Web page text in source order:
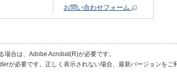
お問い合わせフォーム
合は、Adobe Acrobat(R)が必要です。
が必要です。正しく表示されない場合、最新バージョンをご